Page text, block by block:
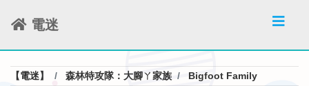
電迷
【電迷】 森林特攻隊：大腳ㄚ家族 Bigfoot Family